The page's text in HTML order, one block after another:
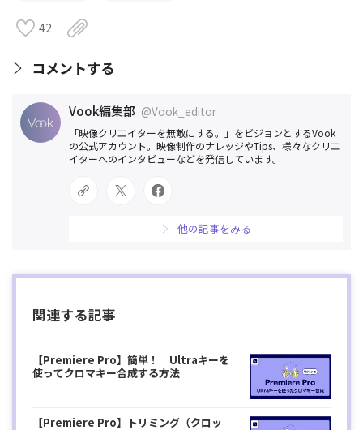
42
コメントする
Vook編集部 @Vook_editor
「映像クリエイターを無敵にする。」をビジョンとするVook
の公式アカウント。映像制作のナレッジやTips、様々なクリエ
イターへのインタビューなどを発信しています。
他の記事をみる
関連する記事
【Premiere Pro】簡単！ Ultraキーを
使ってクロマキー合成する方法
【Premiere Pro】トリミング（クロッ